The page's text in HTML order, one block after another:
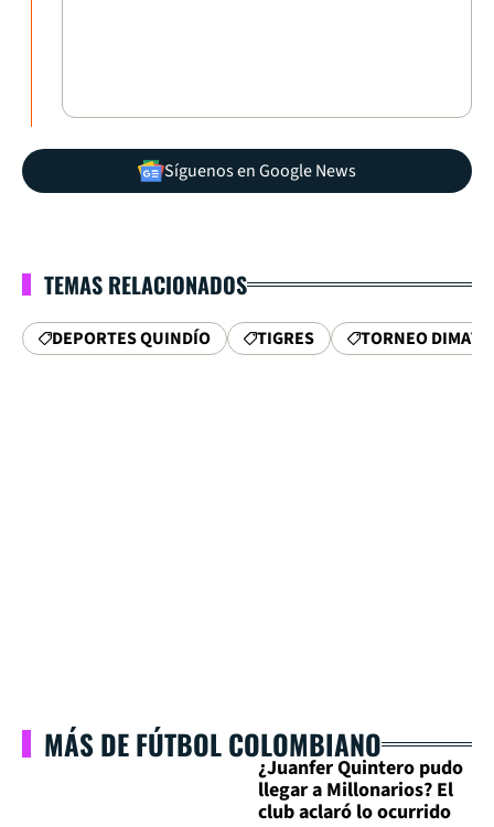
Síguenos en Google News
TEMAS RELACIONADOS
DEPORTES QUINDÍO TIGRES TORNEO
MÁS DE FÚTBOL COLOMBIANO
¿Juanfer Quintero pudo
llegar a Millonarios? El
club aclaró lo ocurrido